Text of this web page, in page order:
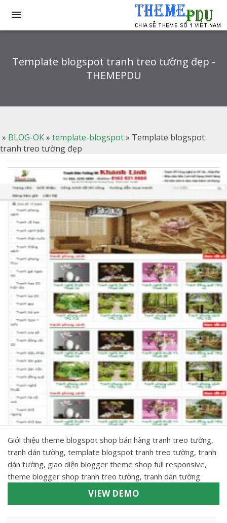

Template blogspot tranh treo tường đẹp -
THEMEPDU
» BLOG-OK» template-blogspot» Template blogspot
tranh treo tường đẹp
Giới thiệu theme blogspot shop bán hàng tranh treo tường,
tranh dán tường, template blogspot tranh treo tường, tranh
dán tường, giao diện blogger theme shop full responsive,
theme blogger shop tranh treo tường, tranh dán tường
VIEW DEMO